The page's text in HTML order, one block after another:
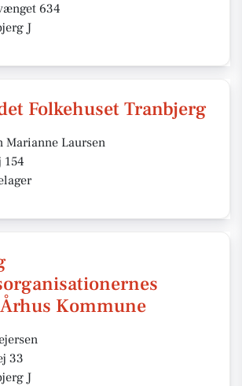
634
J
Folkehuset Tranbjerg
Marianne Laursen
154
Kommune
33
J